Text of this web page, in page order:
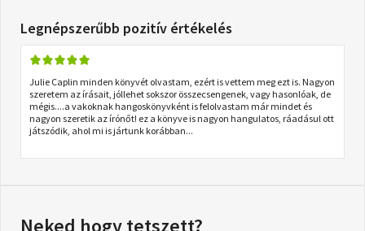
Legnépszerűbb pozitív értékelés
Julie Caplin minden könyvét olvastam, ezért is vettem meg ezt is. Nagyon
szeretem az írásait, jóllehet sokszor összecsengenek, vagy hasonlóak, de
mégis....a vakoknak hangoskönyvként is felolvastam már mindet és
nagyon szeretik az írónőt! ez a könyve is nagyon hangulatos, ráadásul ott
játszódik, ahol mi is jártunk korábban...
Neked hogy tetszett?